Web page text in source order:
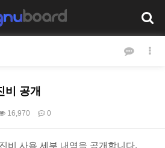
비 공개
16,970 0
비 사용 세부 내역을 공개합니다.